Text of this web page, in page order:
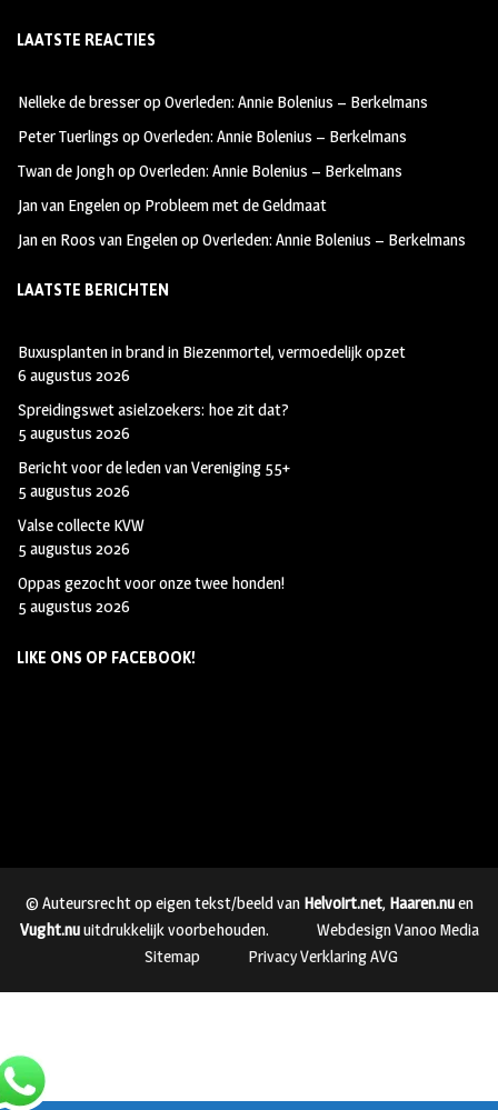
b
oo
k
ag
m
tt
LAATSTE REACTIES
Nelleke de bresseropOverleden: Annie Bolenius – Berkelmans
Peter Tuerlings opOverleden: Annie Bolenius – Berkelmans
Twan de JonghopOverleden: Annie Bolenius – Berkelmans
Jan van Engelenop Probleem met de Geldmaat
Jan en Roos van EngelenopOverleden: Annie Bolenius – Berkelmans
LAATSTE BERICHTEN
Buxusplanten in brand in Biezenmortel, vermoedelijk opzet
6 augustus 2026
Spreidingswet asielzoekers: hoe zit dat?
5 augustus 2026
Bericht voor de leden van Vereniging 55+
5 augustus 2026
Valse collecte KVW
5 augustus 2026
Oppas gezocht voor onze twee honden!
5 augustus 2026
LIKE ONS OP FACEBOOK!
© Auteursrecht op eigen tekst/beeld van Helvoirt.net, Haaren.nuen
Vught.nuuitdrukkelijk voorbehouden.
Webdesign Vanoo Media
Sitemap
Privacy Verklaring AVG